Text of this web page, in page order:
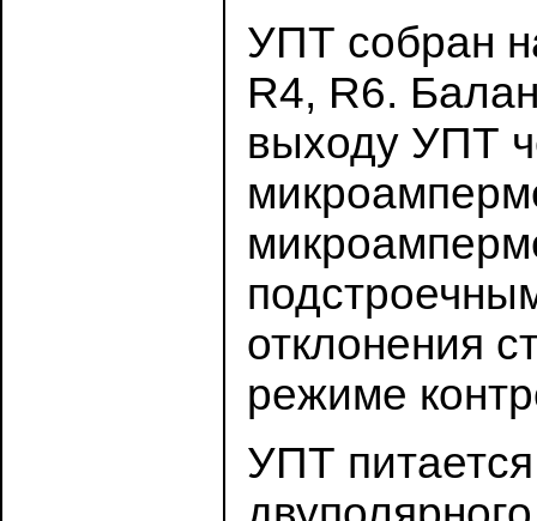
УПТ собран
R4, R6.
выходу УПТ
отклонения
режиме
УПТ